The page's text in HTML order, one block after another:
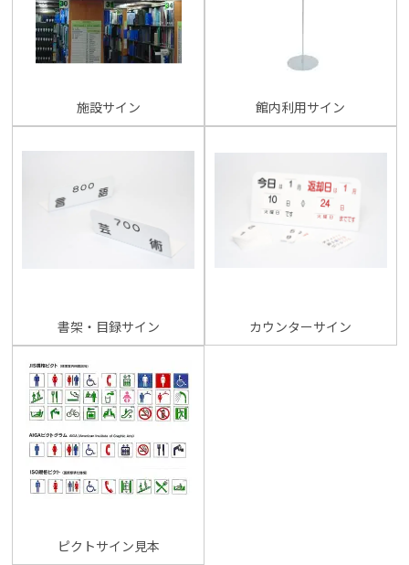
施設サイン 館内利用サイン
書架・目録サイン カウンターサイン
ピクトサイン見本